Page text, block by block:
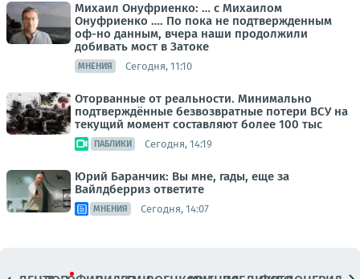
Михаил Онуфриенко: … с Михаилом
Онуфриенко …. По пока не подтвержденным
оф-но данным, вчера наши продолжили
добивать мост в Затоке
МНЕНИЯ Сегодня, 11:10
Оторванные от реальности. Минимально
подтверждённые безвозвратные потери ВСУ на
текущий момент составляют более 100 тыс
ПАБЛИКИ Сегодня, 14:19
Юрий Баранчик: Вы мне, гады, еще за
Вайлдберриз ответите
МНЕНИЯ Сегодня, 14:07